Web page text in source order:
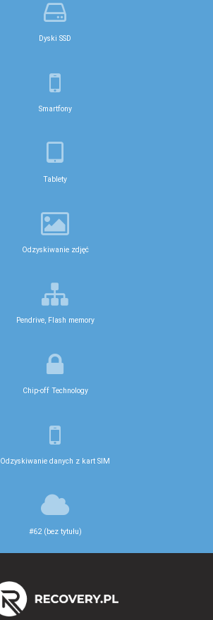
Dyski SSD
Smartfony
Tablety
Odzyskiwanie zdjęć
Pendrive, Flash memory
Chip-off Technology
Odzyskiwanie danych z kart SIM
#62 (bez tytułu)